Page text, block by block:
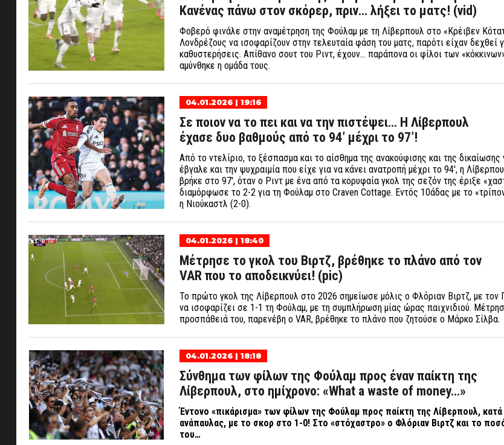
Κανένας πάνω στον σκόρερ, πριν… λήξει το ματς! (vid)
Φοβερό φινάλε στην αναμέτρηση της Φούλαμ με τη Λίβερπουλ στο «Κρέιβεν
Λονδρέζους να ισοφαρίζουν στην τελευταία φάση του ματς, παρότι είχαν δεχθεί
καθυστερήσεις. Απίθανο σουτ του Ριντ, έχουν… παράπονα οι φίλοι των
αμύνθηκε η ομάδα τους.
04.01.2026 | 19:16
Σε ποιον να το πει και να την πιστέψει… Η Λίβερπουλ
έχασε δυο βαθμούς από το 94’ μέχρι το 97’!
Από το ντελίριο, το ξέσπασμα και το αίσθημα της ανακούφισης και της δικαίωσης
έβγαλε και την ψυχραιμία που είχε για να κάνει ανατροπή μέχρι το 94', η
βρήκε στο 97', όταν ο Ριντ με ένα από τα κορυφαία γκολ της σεζόν της έριξε
διαμόρφωσε το 2-2 για τη Φούλαμ στο Craven Cottage. Εντός 10άδας με το
η Νιούκαστλ (2-0).
04.01.2026 | 18:40
Μέτρησε το γκολ του Βιρτζ, βρέθηκε το πλάνο από τον
VAR που το αποδεικνύει! (pic)
Το πρώτο γκολ της Λίβερπουλ στο 2026 σημείωσε μόλις ο Φλόριαν Βιρτζ, με τον
να ισοφαρίζει σε 1-1 τη Φούλαμ, με τη συμπλήρωση μίας ώρας παιχνιδιού.
προσπάθειά του, παρενέβη ο VAR, βρέθηκε το πλάνο που ζητούσε ο Μάρκο Σίλβα.
04.01.2026 | 18:18
Σύνθημα των φίλων της Φούλαμ προς έναν παίκτη της
Λίβερπουλ, στο ημίχρονο: «What a waste of money…»
Έντονο «πικάρισμα» των φίλων της Φούλαμ προς παίκτη της Λίβερπουλ, κατά
ανάπαυλας, με το σκορ στο 1-0! Στο «στόχαστρο» ο Φλόριαν Βιρτζ και το
του…